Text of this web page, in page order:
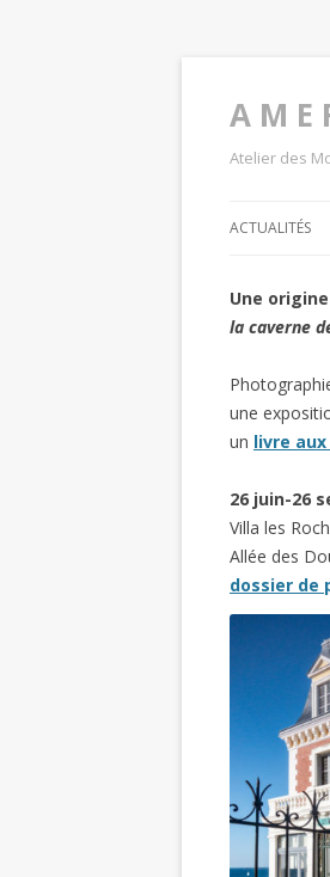
A M E
Atelier des
ACTUALITÉS
Une
la caverne
une
un livre
26 juin-26
Villa les
Allée des
dossier de